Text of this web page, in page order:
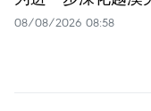
08/08/2026 08:58